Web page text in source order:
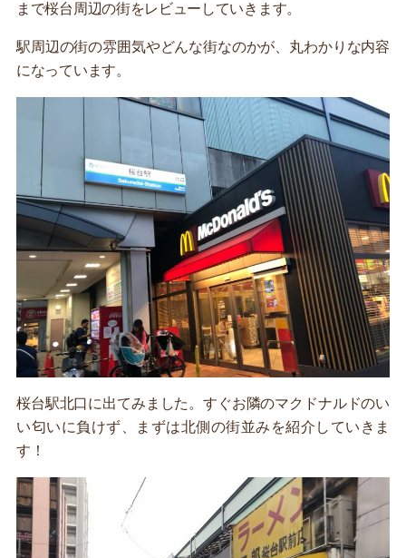
まで桜台周辺の街をレビューしていきます。
駅周辺の街の雰囲気やどんな街なのかが、丸わかりな内容
になっています。
桜台駅北口に出てみました。すぐお隣のマクドナルドのい
い匂いに負けず、まずは北側の街並みを紹介していきま
す！